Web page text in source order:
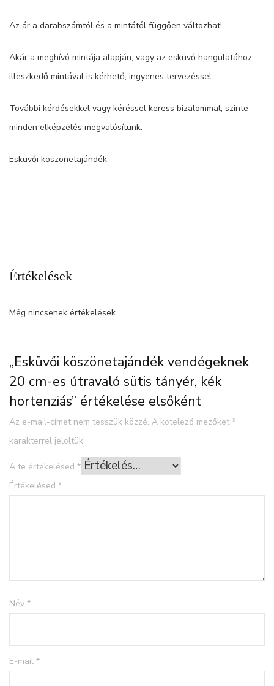
Az ár a darabszámtól és a mintától függően változhat!
Akár a meghívó mintája alapján, vagy az esküvő hangulatához
illeszkedő mintával is kérhető, ingyenes tervezéssel.
További kérdésekkel vagy kéréssel keress bizalommal, szinte
minden elképzelés megvalósítunk.
Esküvői köszönetajándék
Értékelések
Még nincsenek értékelések.
„Esküvői köszönetajándék vendégeknek
20 cm-es útravaló sütis tányér, kék
hortenziás” értékelése elsőként
Az e-mail-címet nem tesszük közzé. A kötelező mezőket*
karakterrel jelöltük
A te értékelésed *
Értékelésed *
Név *
E-mail *